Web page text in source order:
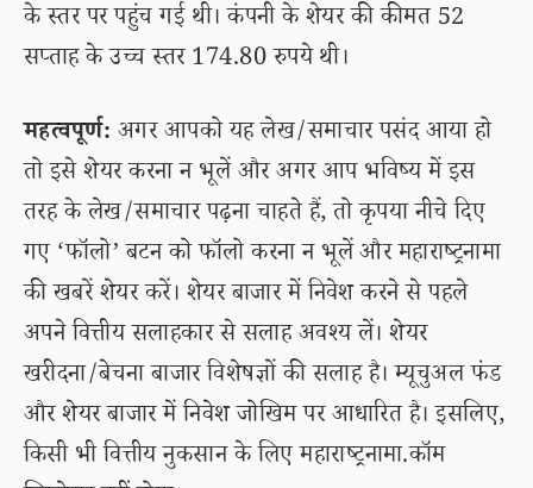
के स्तर पर पहुंच गई थी। कंपनी के शेयर की कीमत 52
सप्ताह के उच्च स्तर 174.80 रुपये थी।
महत्वपूर्ण: अगर आपको यह लेख/समाचार पसंद आया हो
तो इसे शेयर करना न भूलें और अगर आप भविष्य में इस
तरह के लेख/समाचार पढ़ना चाहते हैं, तो कृपया नीचे दिए
गए ‘फॉलो’ बटन को फॉलो करना न भूलें और महाराष्ट्रनामा
की खबरें शेयर करें। शेयर बाजार में निवेश करने से पहले
अपने वित्तीय सलाहकार से सलाह अवश्य लें। शेयर
खरीदना/बेचना बाजार विशेषज्ञों की सलाह है। म्यूचुअल फंड
और शेयर बाजार में निवेश जोखिम पर आधारित है। इसलिए,
किसी भी वित्तीय नुकसान के लिए महाराष्ट्रनामा.कॉम